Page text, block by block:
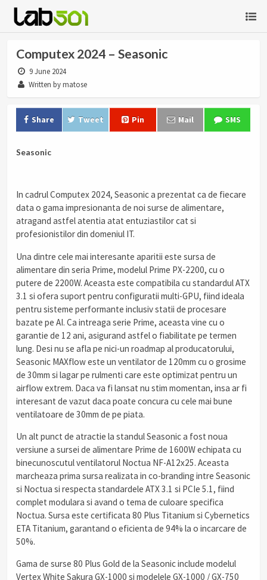
Computex 2024 – Seasonic
9 June 2024
Written by matose
Share Tweet Pin Mail SMS
Seasonic
In cadrul Computex 2024, Seasonic a prezentat ca de fiecare
data o gama impresionanta de noi surse de alimentare,
atragand astfel atentia atat entuziastilor cat si
profesionistilor din domeniul IT.
Una dintre cele mai interesante aparitii este sursa de
alimentare din seria Prime, modelul Prime PX-2200, cu o
putere de 2200W. Aceasta este compatibila cu standardul ATX
3.1 si ofera suport pentru configuratii multi-GPU, fiind ideala
pentru sisteme performante inclusiv statii de procesare
bazate pe AI. Ca intreaga serie Prime, aceasta vine cu o
garantie de 12 ani, asigurand astfel o fiabilitate pe termen
lung. Desi nu se afla pe nici-un roadmap al producatorului,
Seasonic MAXflow este un ventilator de 120mm cu o grosime
de 30mm si lagar pe rulmenti care este optimizat pentru un
airflow extrem. Daca va fi lansat nu stim momentan, insa ar fi
interesant de vazut daca poate concura cu cele mai bune
ventilatoare de 30mm de pe piata.
Un alt punct de atractie la standul Seasonic a fost noua
versiune a sursei de alimentare Prime de 1600W echipata cu
binecunoscutul ventilatorul Noctua NF-A12x25. Aceasta
marcheaza prima sursa realizata in co-branding intre Seasonic
si Noctua si respecta standardele ATX 3.1 si PCIe 5.1, fiind
complet modulara si avand o tema de culoare specifica
Noctua. Sursa este certificata 80 Plus Titanium si Cybernetics
ETA Titanium, garantand o eficienta de 94% la o incarcare de
50%.
Gama de surse 80 Plus Gold de la Seasonic include modelul
Vertex White Sakura GX-1000 si modelele GX-1000 / GX-750